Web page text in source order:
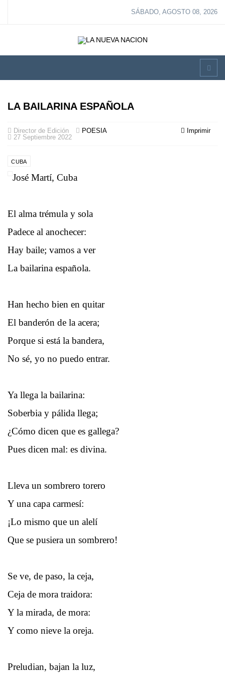
SÁBADO, AGOSTO 08, 2026
LA BAILARINA ESPAÑOLA
Imprimir
Director de Edición
POESIA
27 Septiembre 2022
CUBA
José Martí, Cuba
El alma trémula y sola
Padece al anochecer:
Hay baile; vamos a ver
La bailarina española.
Han hecho bien en quitar
El banderón de la acera;
Porque si está la bandera,
No sé, yo no puedo entrar.
Ya llega la bailarina:
Soberbia y pálida llega;
¿Cómo dicen que es gallega?
Pues dicen mal: es divina.
Lleva un sombrero torero
Y una capa carmesí:
¡Lo mismo que un alelí
Que se pusiera un sombrero!
Se ve, de paso, la ceja,
Ceja de mora traidora:
Y la mirada, de mora:
Y como nieve la oreja.
Preludian, bajan la luz,